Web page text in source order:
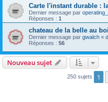
Carte l'instant durable :
Dernier message par
Réponses : 1
chateau de la belle au
Dernier message par gwalch «
Réponses : 56
Nouveau sujet
250 sujets 1